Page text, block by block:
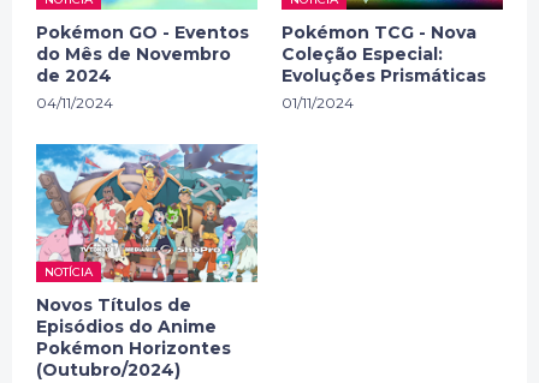
Pokémon GO - Eventos
do Mês de Novembro
de 2024
04/11/2024
Pokémon TCG - Nova
Coleção Especial:
Evoluções Prismáticas
01/11/2024
NOTÍCIA
Novos Títulos de
Episódios do Anime
Pokémon Horizontes
(Outubro/2024)